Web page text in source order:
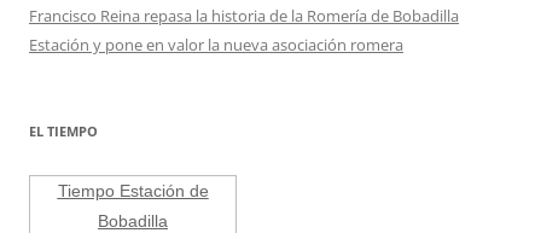
Francisco Reina repasa la historia de la Romería de Bobadilla
Estación y pone en valor la nueva asociación romera
EL TIEMPO
Tiempo Estación de
Bobadilla